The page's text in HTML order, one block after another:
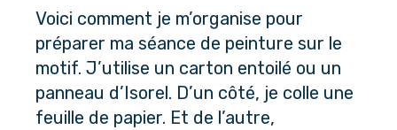
Voici comment je m’organise pour
préparer ma séance de peinture sur le
motif. J’utilise un carton entoilé ou un
panneau d’Isorel. D’un côté, je colle une
feuille de papier. Et de l’autre,